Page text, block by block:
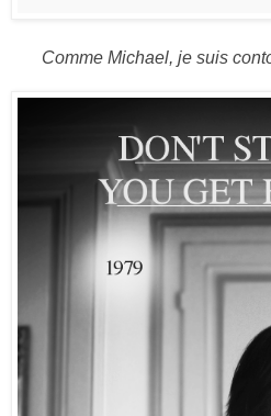
Comme Michael, je suis